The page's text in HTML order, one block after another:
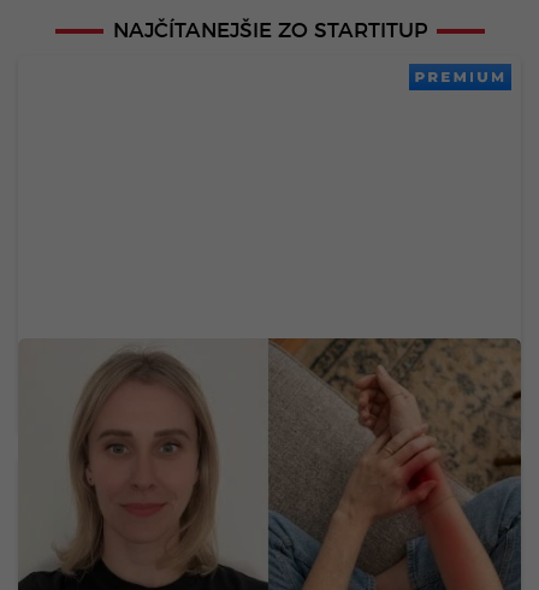
NAJČÍTANEJŠIE ZO STARTITUP
PREMIUM
Neurologička odporúča metódu 60-5-3-30:
Mravčenie v končatinách môže byť neškodnou
reakciou na tlak, ale aj varovným signálom